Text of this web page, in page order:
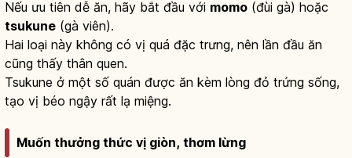
Nếu ưu tiên dễ ăn, hãy bắt đầu với momo (đùi gà) hoặc
tsukune (gà viên).
Hai loại này không có vị quá đặc trưng, nên lần đầu ăn
cũng thấy thân quen.
Tsukune ở một số quán được ăn kèm lòng đỏ trứng sống,
tạo vị béo ngậy rất lạ miệng.
Muốn thưởng thức vị giòn, thơm lừng